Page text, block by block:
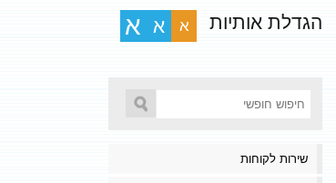
הגדלת אותיות א א א
שירות לקוחות